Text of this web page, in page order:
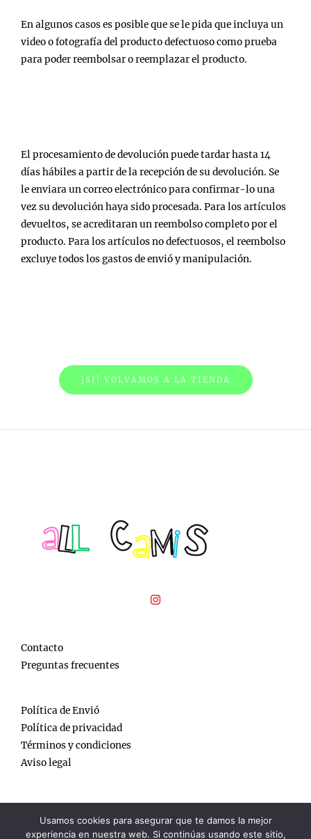
En algunos casos es posible que se le pida que incluya un
video o fotografía del producto defectuoso como prueba
para poder reembolsar o reemplazar el producto.
El procesamiento de devolución puede tardar hasta 14
días hábiles a partir de la recepción de su devolución. Se
le enviara un correo electrónico para confirmar-lo una
vez su devolución haya sido procesada. Para los artículos
devueltos, se acreditaran un reembolso completo por el
producto. Para los artículos no defectuosos, el reembolso
excluye todos los gastos de envió y manipulación.
¡SI! VOLVAMOS A LA TIENDA
Contacto
Preguntas frecuentes
Política de Envió
Política de privacidad
Términos y condiciones
Aviso legal
Usamos cookies para asegurar que te damos la mejor
experiencia en nuestra web. Si continúas usando este sitio,